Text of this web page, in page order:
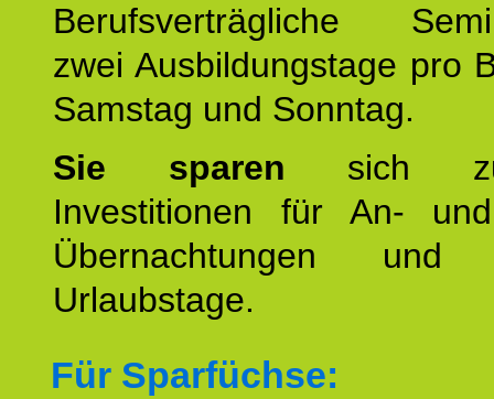
Berufsverträgliche
zwei Ausbildungstage pro
Samstag und Sonntag.
Sie sparen sich
Investitionen für An-
Übernachtungen und
Urlaubstage.
Für Sparfüchse: